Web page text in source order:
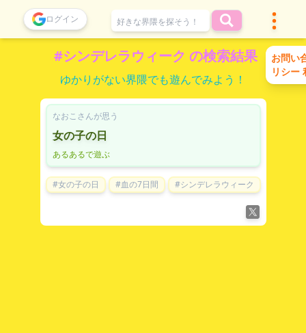
ログイン
お問い
リシー
#シンデレラウィーク の検索結果
ゆかりがない界隈でも遊んでみよう！
なおこさんが思う
女の子の日
あるあるで遊ぶ
#女の子の日 #血の7日間 #シンデレラウィーク